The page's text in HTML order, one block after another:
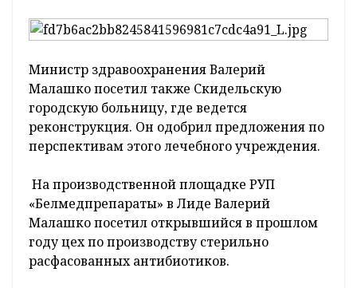
Министр здравоохранения Валерий
Малашко посетил также Скидельскую
городскую больницу, где ведется
реконструкция. Он одобрил предложения по
перспективам этого лечебного учреждения.
На производственной площадке РУП
«Белмедпрепараты» в Лиде Валерий
Малашко посетил открывшийся в прошлом
году цех по производству стерильно
расфасованных антибиотиков.